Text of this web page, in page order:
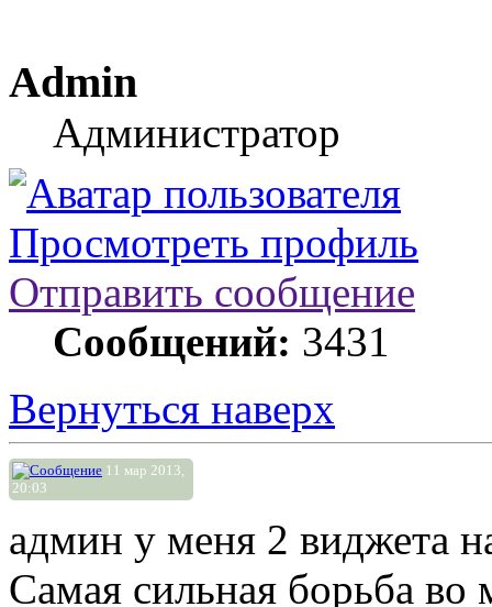
Admin
Администратор
Просмотреть профиль
Отправить сообщение
Сообщений: 3431
Вернуться наверх
11 мар 2013,
20:03
админ у меня 2 виджета
Самая сильная борьба во